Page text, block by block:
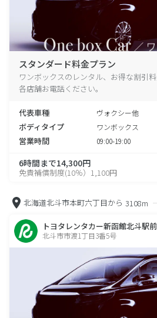
スタンダード料金プラン
ワンボックスのレンタル、お得な割引
各店舗お電話ください。
代表車種 ヴォクシー他
ボディタイプ ワンボックス
営業時間 09:00-19:00
6時間まで14,300円
免責補償制度(10％）1,100円
北海道北斗市本町六丁目から 3108m
トヨタレンタカー新函館北斗駅前
北斗市市渡1丁目3番5号